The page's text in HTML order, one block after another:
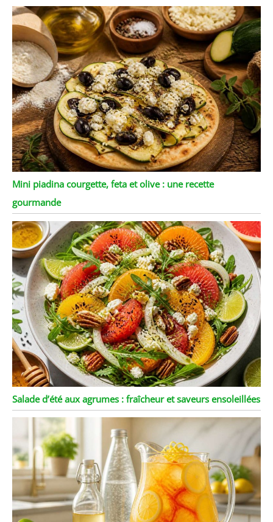
Mini piadina courgette, feta et olive : une recette
gourmande
Salade d’été aux agrumes : fraîcheur et saveurs ensoleillées